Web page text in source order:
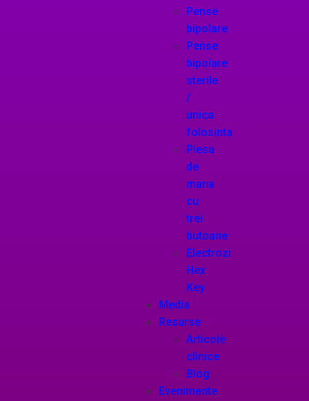
Pense
bipolare
Pense
bipolare
sterile
/
unica
folosinta
Piesa
de
mana
cu
trei
butoane
Electrozi
Hex
Key
Media
Resurse
Articole
clinice
Blog
Evenimente